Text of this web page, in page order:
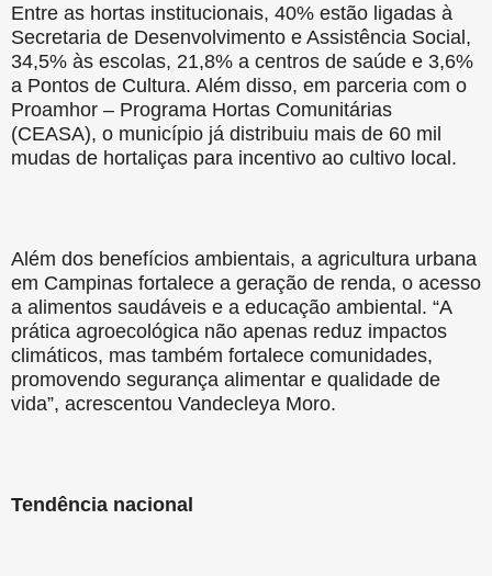
Entre as hortas institucionais, 40% estão ligadas à
Secretaria de Desenvolvimento e Assistência Social,
34,5% às escolas, 21,8% a centros de saúde e 3,6%
a Pontos de Cultura. Além disso, em parceria com o
Proamhor – Programa Hortas Comunitárias
(CEASA), o município já distribuiu mais de 60 mil
mudas de hortaliças para incentivo ao cultivo local.
Além dos benefícios ambientais, a agricultura urbana
em Campinas fortalece a geração de renda, o acesso
a alimentos saudáveis e a educação ambiental. “A
prática agroecológica não apenas reduz impactos
climáticos, mas também fortalece comunidades,
promovendo segurança alimentar e qualidade de
vida”, acrescentou Vandecleya Moro.
Tendência nacional